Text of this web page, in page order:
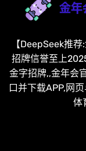
【DeepSeek推
招牌信誉至上
金字招牌,,金年会
口并下载APP,网
体